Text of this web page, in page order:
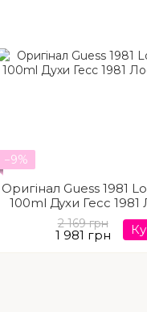
−9%
Оригінал Guess 1981
100ml Духи Гесс
Мен
2 169 грн
1 981 грн